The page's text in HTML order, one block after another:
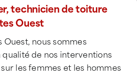
technicien de toiture
Ouest
Ouest, nous sommes
de nos interventions
les femmes et les hommes